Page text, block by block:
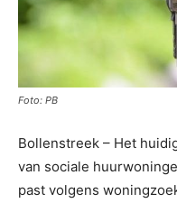
Foto: PB
Bollenstreek – Het
van sociale
past volgens